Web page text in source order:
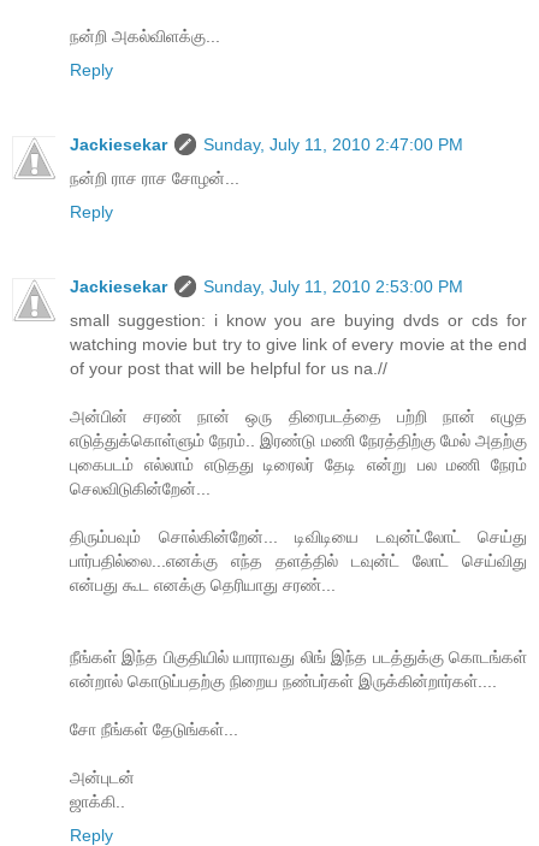
நன்றி அகல்விளக்கு...
Reply
Jackiesekar
Sunday, July 11, 2010 2:47:00 PM
நன்றி ராச ராச சோழன்...
Reply
Jackiesekar
Sunday, July 11, 2010 2:53:00 PM
small suggestion: i know you are buying dvds or cds for
watching movie but try to give link of every movie at the end
of your post that will be helpful for us na.//
அன்பின் சரண் நான் ஒரு திரைபடத்தை பற்றி நான் எழுத
எடுத்துக்கொள்ளும் நேரம்.. இரண்டு மணி நேரத்திற்கு மேல் அதற்கு
புகைபடம் எல்லாம் எடுதது டிரைலர் தேடி என்று பல மணி நேரம்
செலவிடுகின்றேன்...
திரும்பவும் சொல்கின்றேன்... டிவிடியை டவுன்ட்லோட் செய்து
பார்பதில்லை...எனக்கு எந்த தளத்தில் டவுன்ட் லோட் செய்விது
என்பது கூட எனக்கு தெரியாது சரண்...
நீங்கள் இந்த பிகுதியில் யாராவது லிங் இந்த படத்துக்கு கொடங்கள்
என்றால் கொடுப்பதற்கு நிறைய நண்பர்கள் இருக்கின்றார்கள்....
சோ நீங்கள் தேடுங்கள்...
அன்புடன்
ஜாக்கி..
Reply